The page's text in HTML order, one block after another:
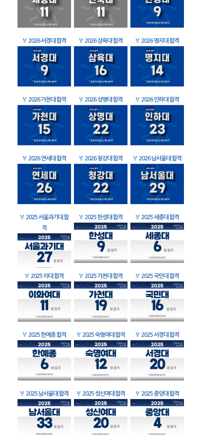
🏅 2026 서경대 합격 🏅 2026 삼육대 합격 🏅 2026 명지대 합격
🏅 2026 가천대 합격 🏅 2026 상명대 합격 🏅 2026 인하대 합격
🏅 2026 연세대 합격 🏅 2026 청강대 합격 🏅 2026 남서울대 합격
🏅 2025 서울과기대 합
격
🏅 2025 한성대 합격 🏅 2025 세종대 합격
🏅 2025 이대 합격 🏅 2025 가천대 합격 🏅 2025 국민대 합격
🏅 2025 한예종 합격 🏅 2025 숙명여대 합격 🏅 2025 서경대 합격
🏅 2025 남서울대 합격 🏅 2025 성신여대 합격 🏅 2025 중앙대 합격